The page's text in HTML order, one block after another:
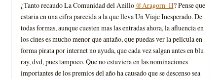
¿Tanto recaudo La Comunidad del Anillo @Aragorn_II? Pense que
estaria en una cifra parecida a la que lleva Un Viaje Inesperado. De
todas formas, aunque cuesten mas las entradas ahora, la afluencia en
los cines es mucho menor que antaño, que puedas ver la pelicula en
forma pirata por internet no ayuda, que cada vez salgan antes en blu
ray, dvd, pues tampoco. Que no estuviera en las nominaciones
importantes de los premios del año ha causado que se descenso sea